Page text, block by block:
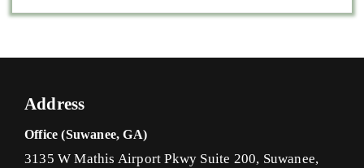
Address
Office (Suwanee, GA)
3135 W Mathis Airport Pkwy Suite 200, Suwanee,